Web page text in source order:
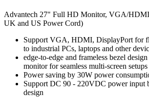
Advantech 27" Full HD Monitor, VGA/
UK and US Power Cord)
Support VGA, HDMI, DisplayPort for
to industrial PCs, laptops and other
edge-to-edge and frameless bezel
monitor for seamless multi-screen setups
Power saving by 30W power
Support DC 90 - 220VDC power input
design